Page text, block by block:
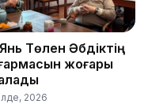
Төлен Әбдіктің
жоғары
2026